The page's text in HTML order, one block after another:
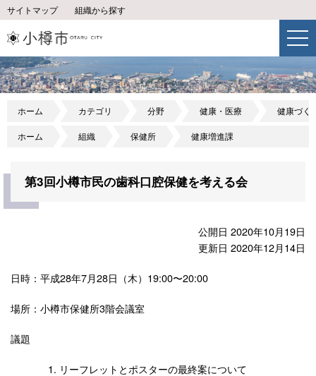
サイトマップ 組織から探す
ホーム カテゴリ 分野 健康・医療 健康づく
ホーム 組織 保健所 健康増進課
第3回小樽市民の歯科口腔保健を考える会
公開日 2020年10月19日
更新日 2020年12月14日
日時：平成28年7月28日（木）19:00〜20:00
場所：小樽市保健所3階会議室
議題
リーフレットとポスターの最終案について